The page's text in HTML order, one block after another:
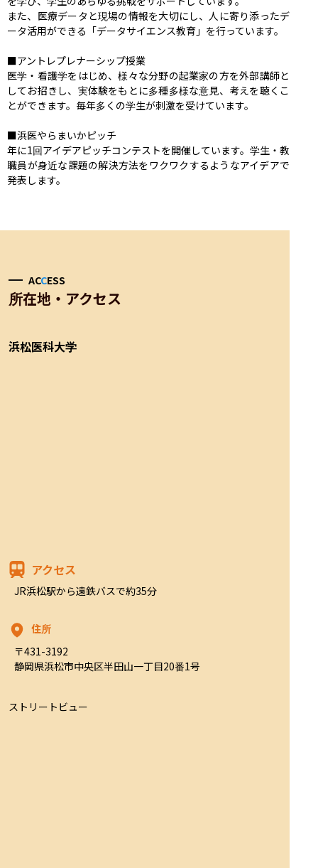
また、医療データと現場の情報を大切にし、人に寄り添ったデ
ータ活用ができる「データサイエンス教育」を行っています。
■アントレプレナーシップ授業
医学・看護学をはじめ、様々な分野の起業家の方を外部講師と
してお招きし、実体験をもとに多種多様な意見、考えを聴くこ
とができます。毎年多くの学生が刺激を受けています。
■浜医やらまいかピッチ
年に1回アイデアピッチコンテストを開催しています。学生・教
職員が身近な課題の解決方法をワクワクするようなアイデアで
発表します。
ACCESS
所在地・アクセス
浜松医科大学
アクセス
JR浜松駅から遠鉄バスで約35分
住所
〒431-3192
静岡県浜松市中央区半田山一丁目20番1号
ストリートビュー